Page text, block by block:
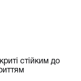
стійким до